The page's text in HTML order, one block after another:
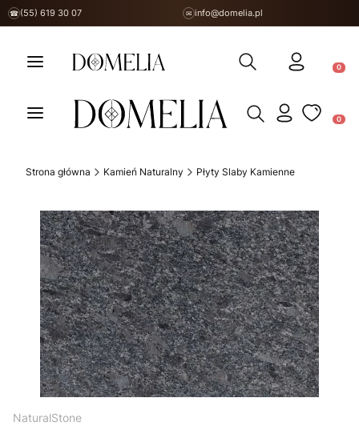
☎ (55) 619 30 07 ✉ info@domelia.pl
Otwórz wyszukiwarkę
Otwórz wyszukiwarkę
Strona główna Kamień Naturalny Płyty Slaby Kamienne
NaturalStone